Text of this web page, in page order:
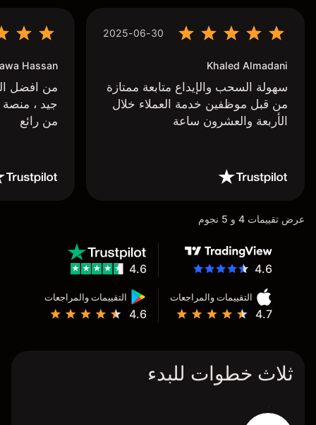
2025-06-30
Khaled Almadani
سهولة السحب والإيداع متابعة ممتازة
من قبل موظفين خدمة العملاء خلال
الأربعة والعشرون ساعة
Hassan
من افضل
جيد ،
من رائع
عرض تقييمات 4 و 5 نجوم
4.6
التقييمات والمراجعات
4.7
التقييمات والمراجعات
4.6
4.6
ثلاث خطوات للبدء